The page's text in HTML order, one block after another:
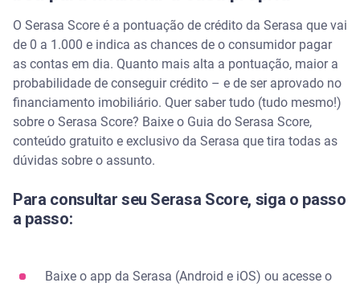
O Serasa Score é a pontuação de crédito da Serasa que vai
de 0 a 1.000 e indica as chances de o consumidor pagar
as contas em dia. Quanto mais alta a pontuação, maior a
probabilidade de conseguir crédito – e de ser aprovado no
financiamento imobiliário. Quer saber tudo (tudo mesmo!)
sobre o Serasa Score? Baixe o Guia do Serasa Score,
conteúdo gratuito e exclusivo da Serasa que tira todas as
dúvidas sobre o assunto.
Para consultar seu Serasa Score, siga o passo
a passo:
Baixe o app da Serasa (Android e iOS) ou acesse o